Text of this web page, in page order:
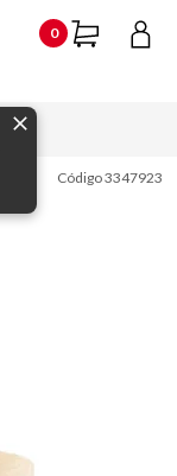
0
Código3347923